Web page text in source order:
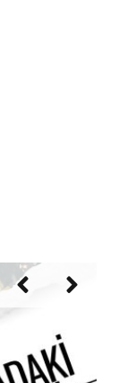
“DIKIŞLI